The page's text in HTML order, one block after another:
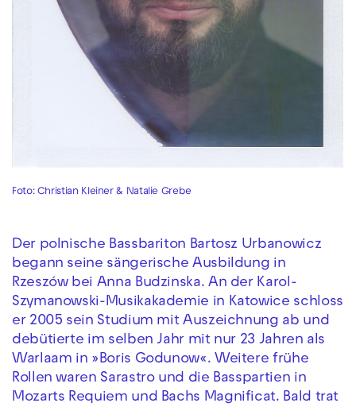
Foto: Christian Kleiner & Natalie Grebe
Der polnische Bassbariton Bartosz Urbanowicz
begann seine sängerische Ausbildung in
Rzeszów bei Anna Budzinska. An der Karol-
Szymanowski-Musikakademie in Katowice schloss
er 2005 sein Studium mit Auszeichnung ab und
debütierte im selben Jahr mit nur 23 Jahren als
Warlaam in »Boris Godunow«. Weitere frühe
Rollen waren Sarastro und die Basspartien in
Mozarts Requiem und Bachs Magnificat. Bald trat